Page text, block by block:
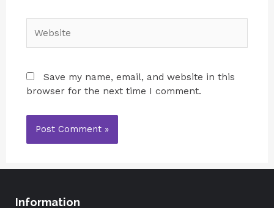
Save my name, email, and website in this
browser for the next time I comment.
Information